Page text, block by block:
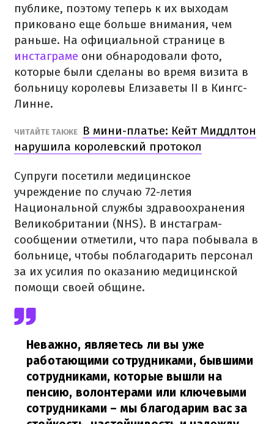
публике, поэтому теперь к их выходам
приковано еще больше внимания, чем
раньше. На официальной странице в
инстаграме они обнародовали фото,
которые были сделаны во время визита в
больницу королевы Елизаветы II в Кингс-
Линне.
ЧИТАЙТЕ ТАКЖЕ
В мини-платье: Кейт Миддлтон
нарушила королевский протокол
Супруги посетили медицинское
учреждение по случаю 72-летия
Национальной службы здравоохранения
Великобритании (NHS). В инстаграм-
сообщении отметили, что пара побывала в
больнице, чтобы поблагодарить персонал
за их усилия по оказанию медицинской
помощи своей общине.
Неважно, являетесь ли вы уже
работающими сотрудниками, бывшими
сотрудниками, которые вышли на
пенсию, волонтерами или ключевыми
сотрудниками – мы благодарим вас за